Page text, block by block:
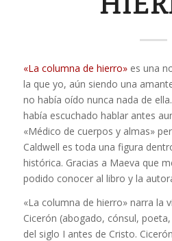
«La columna de hierro»es una
la que yo, aún siendo una
no había oído nunca nada de
había escuchado hablar antes
«Médico de cuerpos y almas»
Caldwell es toda una figura
histórica. Gracias a Maeva que
podido conocer al libro y la
«La columna de hierro» narra la
Cicerón (abogado, cónsul,
del siglo I antes de Cristo.